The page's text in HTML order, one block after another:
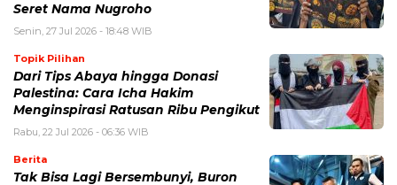
Seret Nama Nugroho
Senin, 27 Jul 2026 - 18:48 WIB
Topik Pilihan
Dari Tips Abaya hingga Donasi
Palestina: Cara Icha Hakim
Menginspirasi Ratusan Ribu Pengikut
Rabu, 22 Jul 2026 - 06:36 WIB
Berita
Tak Bisa Lagi Bersembunyi, Buron